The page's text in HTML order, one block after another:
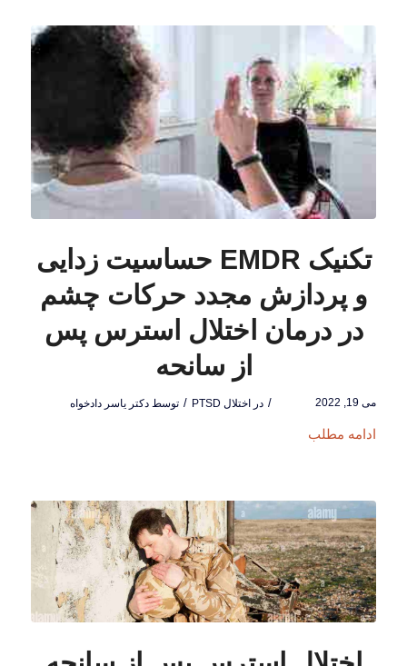
تکنیک EMDR حساسیت زدایی
و پردازش مجدد حرکات چشم
در درمان اختلال استرس پس
از سانحه
می 19, 2022 / در اختلال PTSD / توسط دکتر یاسر دادخواه
ادامه مطلب